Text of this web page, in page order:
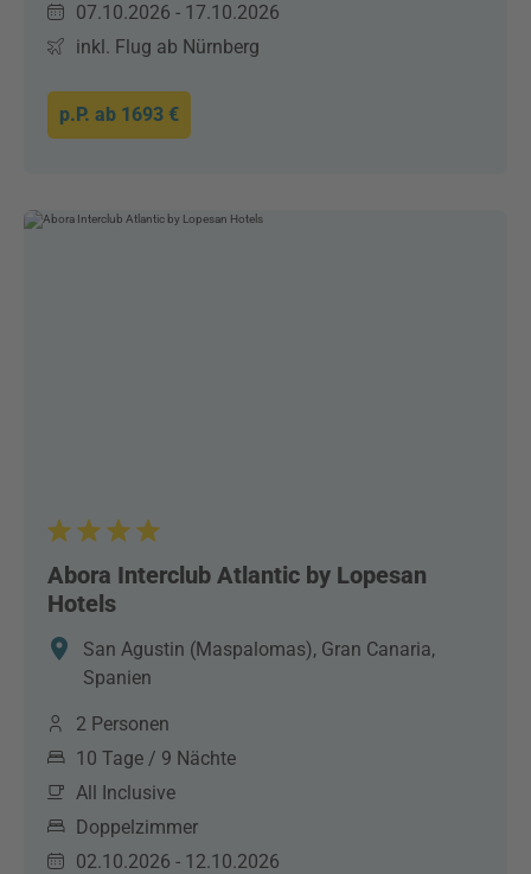
07.10.2026 - 17.10.2026
inkl. Flug ab Nürnberg
p.P. ab 1693 €
Abora Interclub Atlantic by Lopesan
Hotels
San Agustin (Maspalomas), Gran Canaria,
Spanien
2 Personen
10 Tage / 9 Nächte
All Inclusive
Doppelzimmer
02.10.2026 - 12.10.2026